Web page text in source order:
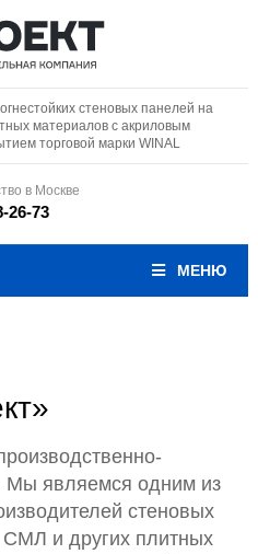
стеновых панелей на
материалов с акриловым
торговой марки WINAL
в Москве
26-73
МЕНЮ
Мы являемся одним из
стеновых
и других плитных